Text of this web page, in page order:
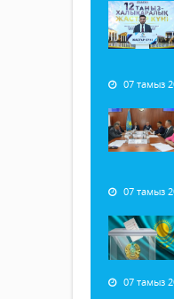
07 тамыз
07 тамыз
07 тамыз